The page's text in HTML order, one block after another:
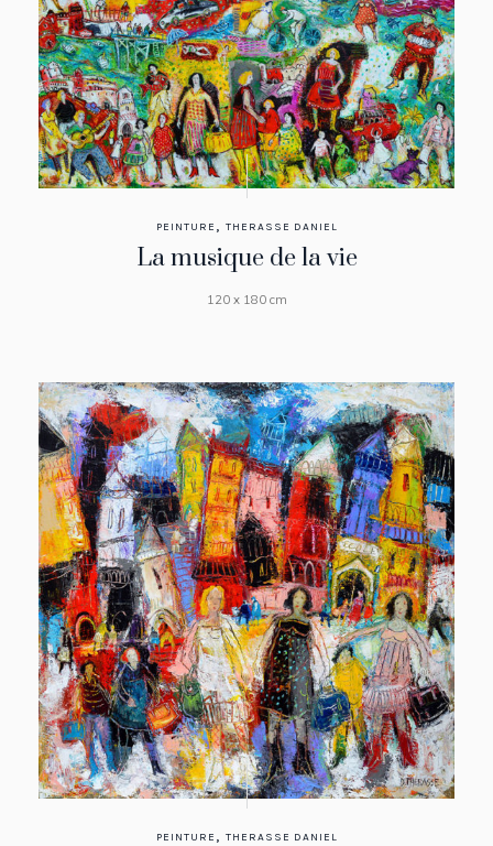
PEINTURE , THERASSE DANIEL
La musique de la vie
120 x 180 cm
PEINTURE , THERASSE DANIEL